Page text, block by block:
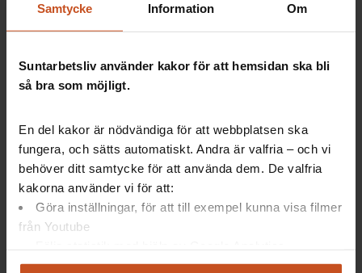
Samtycke Information Om
Suntarbetsliv använder kakor för att hemsidan ska bli
så bra som möjligt.
En del kakor är nödvändiga för att webbplatsen ska
fungera, och sätts automatiskt. Andra är valfria – och vi
behöver ditt samtycke för att använda dem. De valfria
kakorna använder vi för att:
Göra inställningar, för att till exempel kunna visa filmer
från Youtube
Analysera trafik för att kunna visa riktad information
Skyddsronder och checklistor
arbetsmiljöarbetet på arbetsplatsen och ger bra stöd
för det systematiska arbetsmiljöarbetet.